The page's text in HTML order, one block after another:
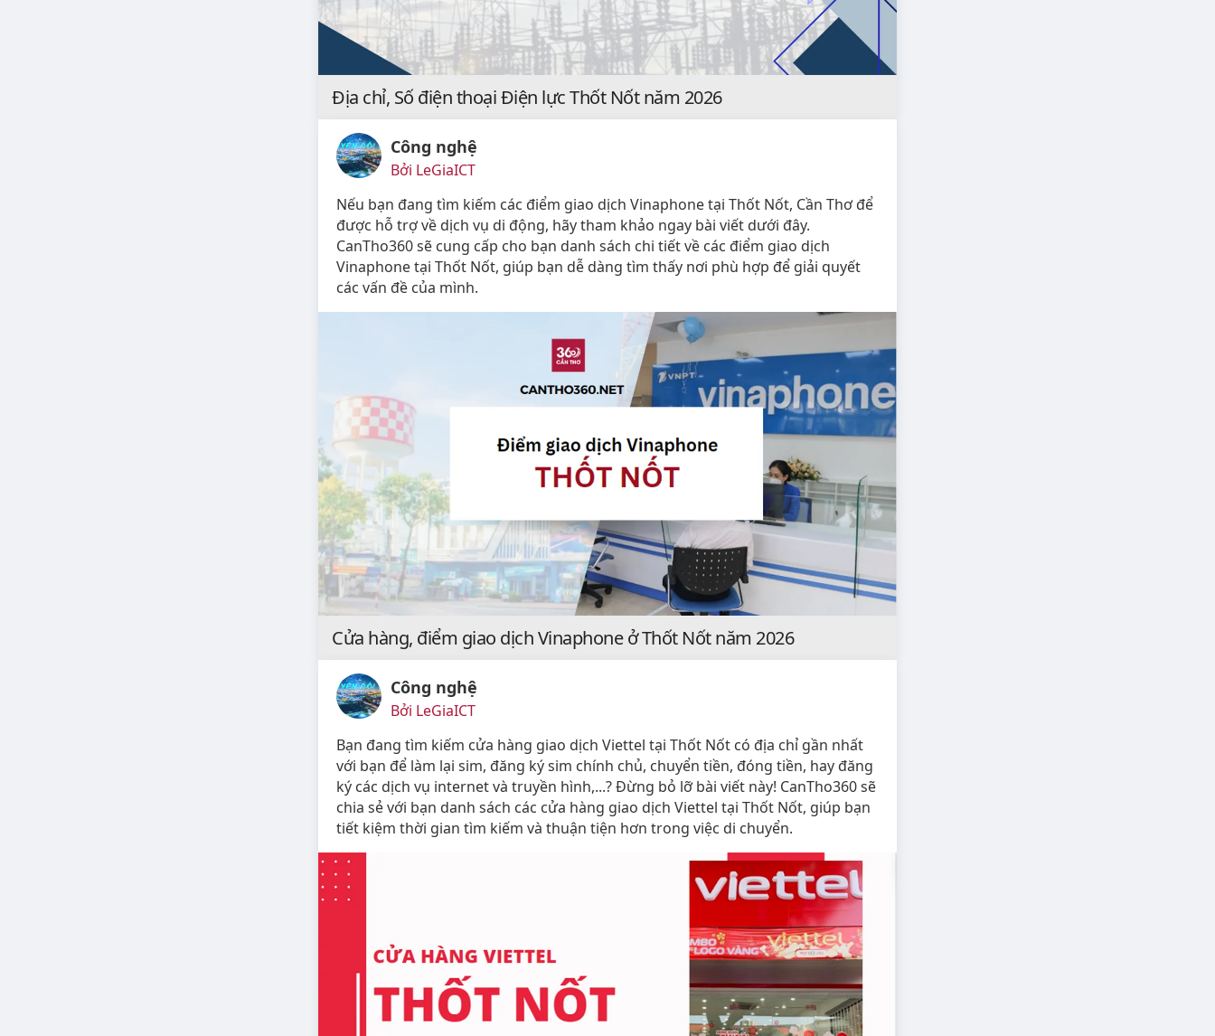
Địa chỉ, Số điện thoại Điện lực Thốt Nốt năm 2026
Công nghệ
Bởi LeGiaICT
Nếu bạn đang tìm kiếm các điểm giao dịch Vinaphone tại Thốt Nốt, Cần Thơ để
được hỗ trợ về dịch vụ di động, hãy tham khảo ngay bài viết dưới đây.
CanTho360 sẽ cung cấp cho bạn danh sách chi tiết về các điểm giao dịch
Vinaphone tại Thốt Nốt, giúp bạn dễ dàng tìm thấy nơi phù hợp để giải quyết
các vấn đề của mình.
Cửa hàng, điểm giao dịch Vinaphone ở Thốt Nốt năm 2026
Công nghệ
Bởi LeGiaICT
Bạn đang tìm kiếm cửa hàng giao dịch Viettel tại Thốt Nốt có địa chỉ gần nhất
với bạn để làm lại sim, đăng ký sim chính chủ, chuyển tiền, đóng tiền, hay đăng
ký các dịch vụ internet và truyền hình,...? Đừng bỏ lỡ bài viết này! CanTho360 sẽ
chia sẻ với bạn danh sách các cửa hàng giao dịch Viettel tại Thốt Nốt, giúp bạn
tiết kiệm thời gian tìm kiếm và thuận tiện hơn trong việc di chuyển.